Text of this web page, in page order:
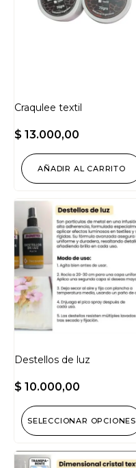
Craqulee textil
$ 13.000,00
AÑADIR AL CARRITO
Destellos de luz
$ 10.000,00
SELECCIONAR OPCIONES